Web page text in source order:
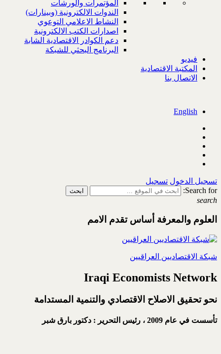
المؤتمرات والورشات
الندوات الالكترونية (وبينارات)
النشاط الاعلامي التوعوي
اصدارات الكتب الالكترونية
دعم الكوادر الاقتصادية الشابة
البرنامج البحثي للشبكة
فيديو
المكتبة الاقتصادية
الاتصال بنا
English
تسجيل الدخول تسجيل
Search for:
search
العلوم والمعرفة أساس تقدم الامم
شبكة الاقتصاديين العراقيين
Iraqi Economists Network
نحو تحقيق الاصلاح الاقتصادي والتنمية المستدامة
تأسست في عام 2009 ، رئيس التحرير : دكتور بارق شبر